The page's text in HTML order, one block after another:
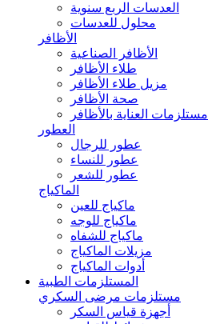
العدسات الربع سنوية
محلول للعدسات
الأظافر
الأظافر الصناعية
طلاء الأظافر
مزيل طلاء الأظافر
صحة الأظافر
مستلزمات العناية بالأظافر
العطور
عطور للرجال
عطور للنساء
عطور للشعر
الماكياج
ماكياج للعين
ماكياج للوجه
ماكياج للشفاه
مزيلات الماكياج
أدوات الماكياج
المستلزمات الطبية
مستلزمات مرضى السكري
أجهزة قياس السكر